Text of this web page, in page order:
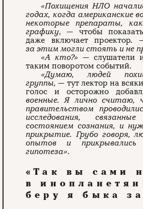
«Похищения НЛО
годах, когда американские
некоторые препараты,
графику, — чтобы
даже включает проектор.
за этим могли стоять и не
«А кто?» — слушатели
таким поворотом событий.
«Думаю, людей
группы, — тут лектор на
голос и осторожно
военные. Я лично считаю,
правительством
исследования,
состоянием сознания, и
прикрытие. Грубо говоря,
опытов и
гипотеза».
«Так вы сами
в
беру я быка